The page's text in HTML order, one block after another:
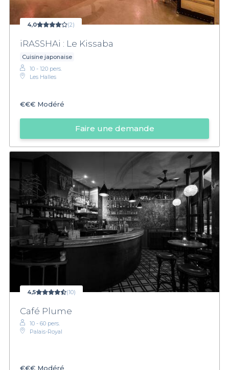
4,0 (2)
iRASSHAi : Le Kissaba
Cuisine japonaise
10 - 120 pers.
Les Halles
€€€ Modéré
Faire une demande
4,5 (10)
Café Plume
10 - 60 pers.
Palais-Royal
€€€ Modéré